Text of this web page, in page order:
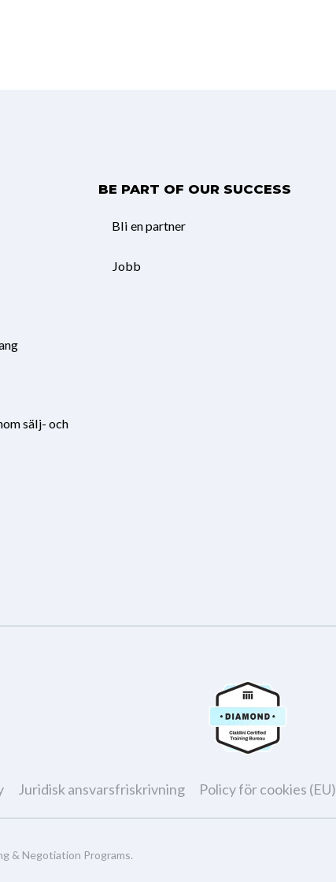
sälj- och
BE PART OF OUR SUCCESS
Bli en partner
Jobb
Juridisk ansvarsfriskrivning Policy för cookies (EU)
& Negotiation Programs.